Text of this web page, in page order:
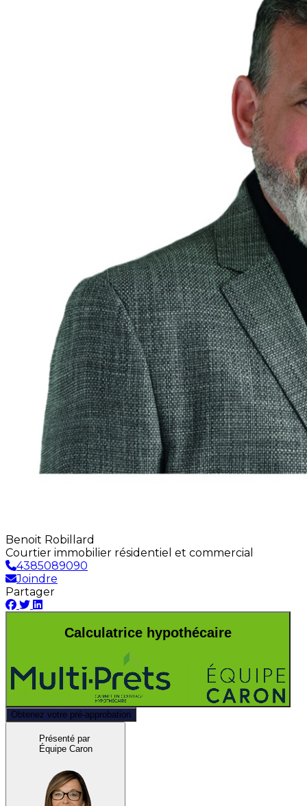
Benoit Robillard
Courtier immobilier résidentiel et commercial
4385089090
Joindre
Partager
Calculatrice hypothécaire
Obtenez votre pré-approbation
Présenté par
Équipe Caron